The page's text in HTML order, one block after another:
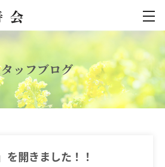
ッフブログ
を開きました！！